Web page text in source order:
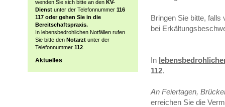
wenden Sie sich bitte an den KV-
Dienst unter der Telefonnummer 116
117 oder gehen Sie in die
Bereitschaftspraxis.
In lebensbedrohlichen Notfällen rufen
Sie bitte den Notarzt unter der
Telefonnummer 112
Aktuelles
Bringen Sie bitte, falls
bei
In
112.
An Feiertagen,
erreichen Sie die